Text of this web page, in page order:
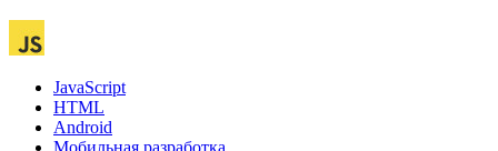
JavaScript
HTML
Android
Мобильная разработка